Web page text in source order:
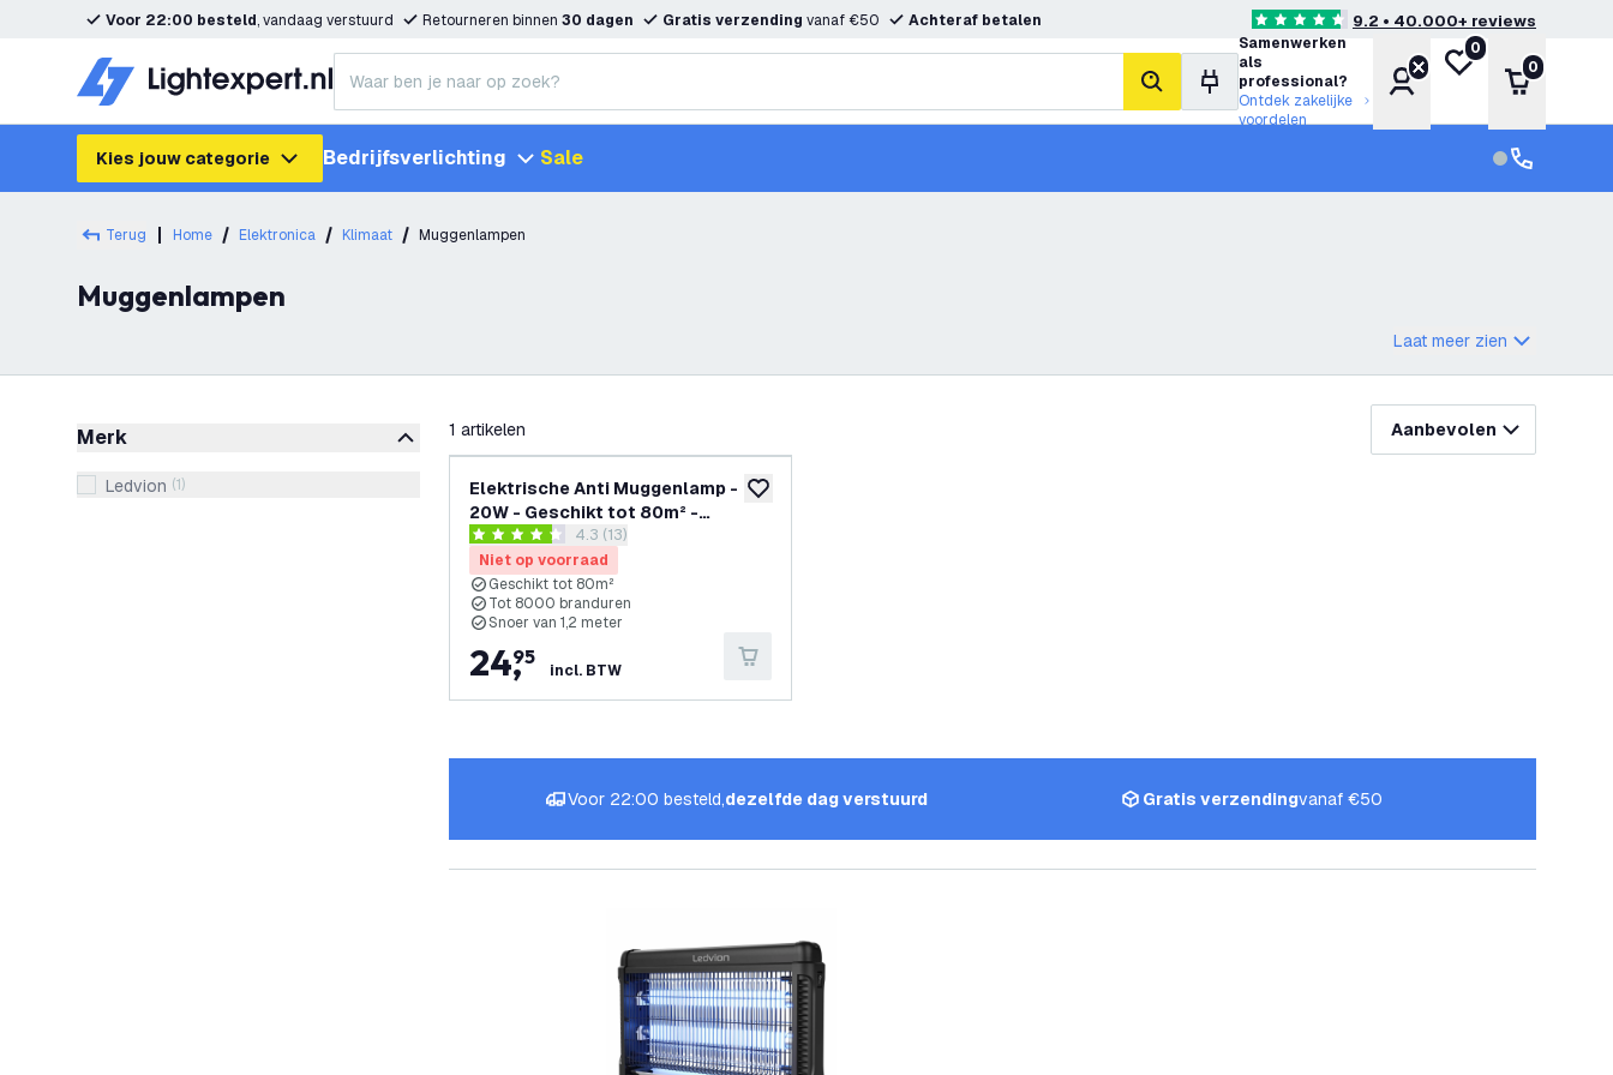
Voor 22:00 besteld, vandaag verstuurd Retourneren binnen 30 dagen Gratis verzending vanaf €50 Achteraf betalen 4.6 score sterren9.2 • 40.000+ reviews
zoeken
Samenwerken
als
professional?
Ontdek zakelijke
voordelen
Account
Mijn verlanglijst
0
0
Kies jouw categorie Bedrijfsverlichting Sale
Terug Home Elektronica Klimaat Muggenlampen
Muggenlampen
Laat meer zien
Merk
Ledvion (1)
1 artikelen Aanbevolen
toevoegen aan verlanglijst
Elektrische Anti Muggenlamp -
20W - Geschikt tot 80m² -
Muggenvanger - Vliegenlamp -
Insectenlamp
reviews drawer openen
4.3 score sterren4.3 (13)
Niet op voorraad
Geschikt tot 80m²
Tot 8000 branduren
Snoer van 1,2 meter
24,
95
incl. BTW
Voor 22:00 besteld,dezelfde dag verstuurd Gratis verzendingvanaf €50
filteren